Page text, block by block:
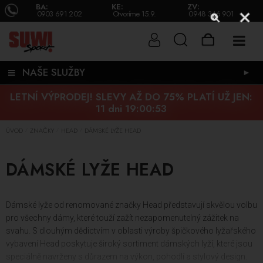
BA:
0903 691 202
KE:
Otvoríme 15.9.
ZV:
0948 346 901
NAŠE SLUŽBY ►
LETNÍ VÝPRODEJ! SLEVY AŽ DO 75% PLATÍ UŽ JEN:
11 dni 19:00:53
ÚVOD ZNAČKY HEAD DÁMSKÉ LYŽE HEAD
DÁMSKÉ LYŽE HEAD
Dámské lyže od renomované značky Head představují skvělou volbu
pro všechny dámy, které touží zažít nezapomenutelný zážitek na
svahu. S dlouhým dědictvím v oblasti výroby špičkového lyžařského
vybavení Head poskytuje široký sortiment dámských lyží, které jsou